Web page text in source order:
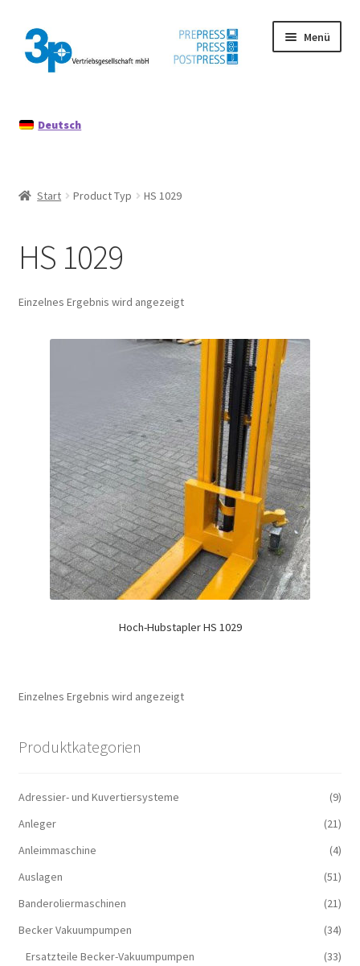
Zur
Navigation
springen
Zum
Inhalt
springen
Menü
Datenschutz
Mein Konto
Deutsch
Start Product Typ HS 1029
HS 1029
Einzelnes Ergebnis wird angezeigt
Hoch-Hubstapler HS 1029
Einzelnes Ergebnis wird angezeigt
Produktkategorien
Adressier- und Kuvertiersysteme
(9)
Anleger
(21)
Anleimmaschine
(4)
Auslagen
(51)
Banderoliermaschinen
(21)
Becker Vakuumpumpen
(34)
Ersatzteile Becker-Vakuumpumpen
(33)